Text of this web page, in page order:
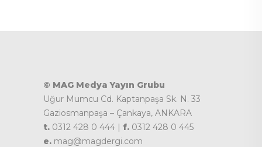
© MAG Medya Yayın Grubu
Uğur Mumcu Cd. Kaptanpaşa Sk. N. 33
Gaziosmanpaşa – Çankaya, ANKARA
t. 0312 428 0 444 | f. 0312 428 0 445
e. mag@magdergi.com